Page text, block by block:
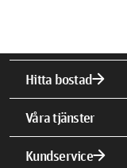
Hitta bostadarrow_forward
Våra tjänster
Kundservicearrow_forward